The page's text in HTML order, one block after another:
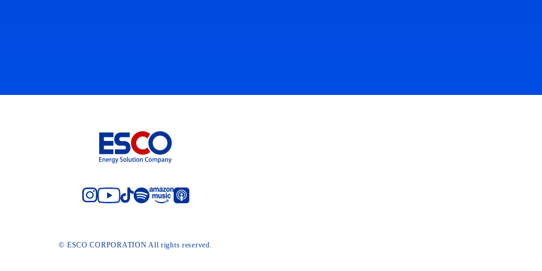
© ESCO CORPORATION All rights reserved.